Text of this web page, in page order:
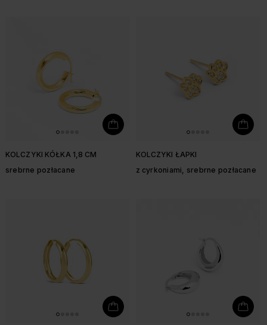
KOLCZYKI KÓŁKA 1,8 CM
srebrne pozłacane
KOLCZYKI ŁAPKI
z cyrkoniami, srebrne pozłacane